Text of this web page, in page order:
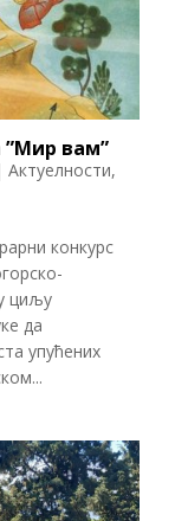
”Мир вам”
Актуелности,
конкурс
циљу
да
упућених